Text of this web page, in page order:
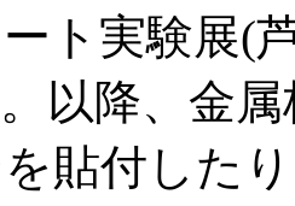
ト実験展(
以降、金
貼付した